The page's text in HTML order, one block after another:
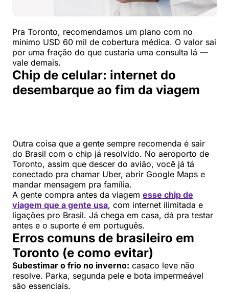
Pra Toronto, recomendamos um plano com no
mínimo USD 60 mil de cobertura médica. O valor sai
por uma fração do que custaria uma consulta lá —
vale demais.
Chip de celular: internet do
desembarque ao fim da viagem
Outra coisa que a gente sempre recomenda é sair
do Brasil com o chip já resolvido. No aeroporto de
Toronto, assim que descer do avião, você já tá
conectado pra chamar Uber, abrir Google Maps e
mandar mensagem pra família.
A gente compra antes da viagem esse chip de
viagem que a gente usa, com internet ilimitada e
ligações pro Brasil. Já chega em casa, dá pra testar
antes e o suporte é em português.
Erros comuns de brasileiro em
Toronto (e como evitar)
Subestimar o frio no inverno: casaco leve não
resolve. Parka, segunda pele e bota impermeável
são essenciais.